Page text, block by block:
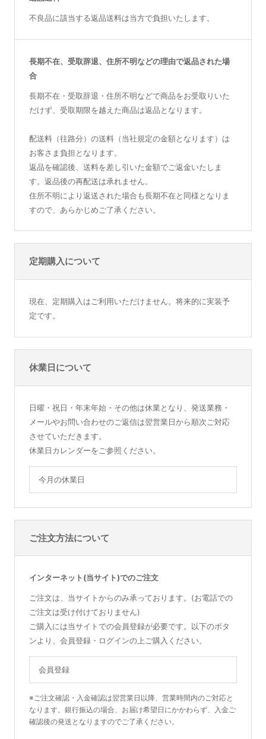
不良品に該当する返品送料は当方で負担いたします。
長期不在、受取辞退、住所不明などの理由で返品された場
合
長期不在・受取辞退・住所不明などで商品をお受取りいた
だけず、受取期限を越えた商品は返品となります。
配送料（往路分）の送料（当社規定の金額となります）は
お客さま負担となります。
返品を確認後、送料を差し引いた金額でご返金いたしま
す。返品後の再配送は承れません。
住所不明により返送された場合も長期不在と同様となりま
すので、あらかじめご了承ください。
定期購入について
現在、定期購入はご利用いただけません。将来的に実装予
定です。
休業日について
日曜・祝日・年末年始・その他は休業となり、発送業務・
メールやお問い合わせのご返信は翌営業日から順次ご対応
させていただきます。
休業日カレンダーをご参照ください。
今月の休業日
ご注文方法について
インターネット(当サイト)でのご注文
ご注文は、当サイトからのみ承っております。(お電話での
ご注文は受け付けておりません)
ご購入には当サイトでの会員登録が必要です。以下のボタ
ンより、会員登録・ログインの上ご購入ください。
会員登録
※ご注文確認・入金確認は翌営業日以降、営業時間内のご対応と
なります。銀行振込の場合、お届け希望日にかかわらず、入金ご
確認後の発送となりますのでご了承ください。